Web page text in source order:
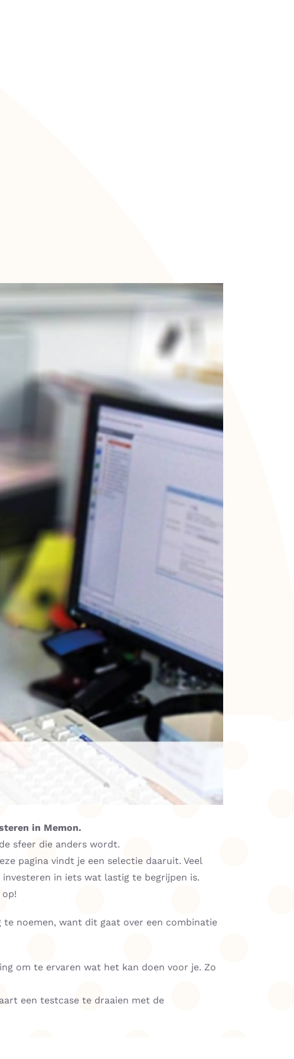
in Memon.
sfeer die anders wordt.
pagina vindt je een selectie daaruit. Veel
in iets wat lastig te begrijpen is.
te noemen, want dit gaat over een combinatie
om te ervaren wat het kan doen voor je. Zo
een testcase te draaien met de